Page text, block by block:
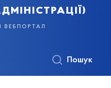
вебпортал
Пошук